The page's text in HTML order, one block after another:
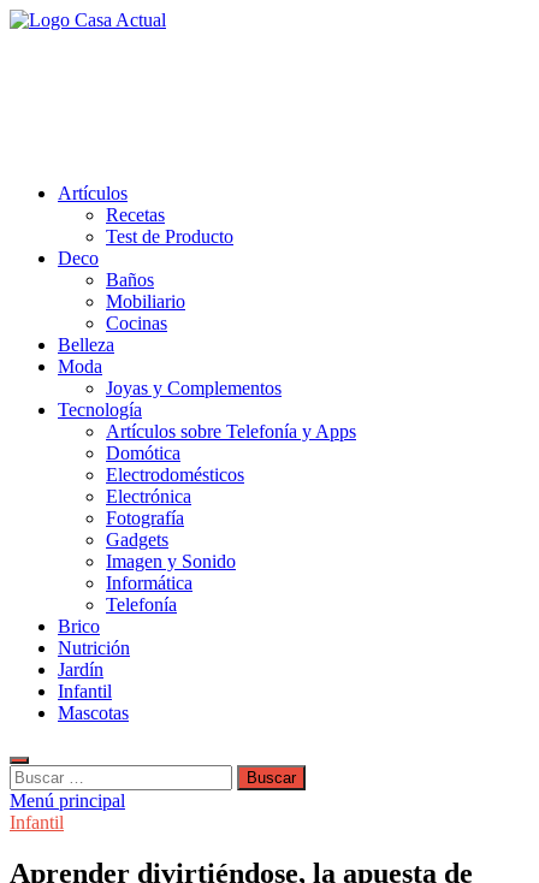
Saltar
Artículos
Recetas
Test de Producto
Deco
Baños
Mobiliario
Cocinas
Belleza
Moda
Joyas y Complementos
Tecnología
Artículos sobre Telefonía y Apps
Domótica
Electrodomésticos
Electrónica
Fotografía
Gadgets
Imagen y Sonido
Informática
Telefonía
Brico
Nutrición
Jardín
Infantil
Mascotas
Buscar:
Menú principal
Infantil
Aprender divirtiéndose, la apuesta de